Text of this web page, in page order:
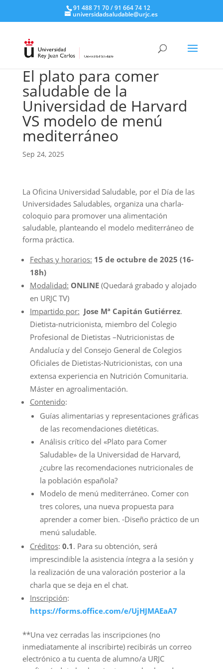
91 488 71 70 / 91 664 74 12
universidadsaludable@urjc.es
El plato para comer
saludable de la
Universidad de Harvard
VS modelo de menú
mediterráneo
Sep 24, 2025
La Oficina Universidad Saludable, por el Día de las
Universidades Saludables, organiza una charla-
coloquio para promover una alimentación
saludable, planteando el modelo mediterráneo de
forma práctica.
Fechas y horarios: 15 de octubre de 2025 (16-
18h)
Modalidad: ONLINE (Quedará grabado y alojado
en URJC TV)
Impartido por: Jose Mª Capitán Gutiérrez.
Dietista-nutricionista, miembro del Colegio
Profesional de Dietistas –Nutricionistas de
Andalucía y del Consejo General de Colegios
Oficiales de Dietistas-Nutricionistas, con una
extensa experiencia en Nutrición Comunitaria.
Máster en agroalimentación.
Contenido:
Guías alimentarias y representaciones gráficas
de las recomendaciones dietéticas.
Análisis crítico del «Plato para Comer
Saludable» de la Universidad de Harvard,
¿cubre las recomendaciones nutricionales de
la población española?
Modelo de menú mediterráneo. Comer con
tres colores, una nueva propuesta para
aprender a comer bien. -Diseño práctico de un
menú saludable.
Créditos: 0.1. Para su obtención, será
imprescindible la asistencia íntegra a la sesión y
la realización de una valoración posterior a la
charla que se deja en el chat.
Inscripción:
https://forms.office.com/e/UjHJMAEaA7
**Una vez cerradas las inscripciones (no
inmediatamente al inscribirte) recibirás un correo
electrónico a tu cuenta de alumno/a URJC